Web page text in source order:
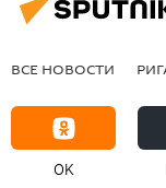
ВСЕ НОВОСТИ
OK